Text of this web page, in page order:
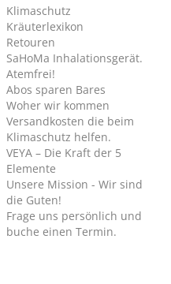
Klimaschutz
Kräuterlexikon
Retouren
SaHoMa Inhalationsgerät.
Atemfrei!
Abos sparen Bares
Woher wir kommen
Versandkosten die beim
Klimaschutz helfen.
VEYA – Die Kraft der 5
Elemente
Unsere Mission - Wir sind
die Guten!
Frage uns persönlich und
buche einen Termin.